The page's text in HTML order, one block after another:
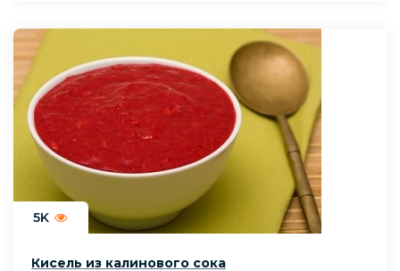
5K
Кисель из калинового сока